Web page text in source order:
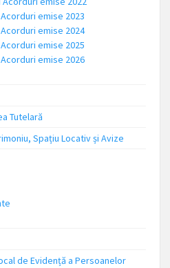
emise 2023
emise 2024
emise 2025
emise 2026
Tutelară
Spațiu Locativ și Avize
de Evidență a Persoanelor